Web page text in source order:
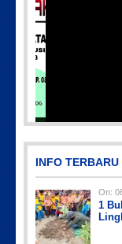
INFO TERBARU
On:
1